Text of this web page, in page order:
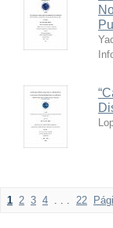
1 2 3 4 . . . 22